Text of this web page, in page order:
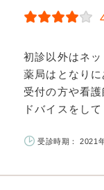
初診以外はネッ
薬局はとなりに
受付の方や看
ドバイスをし
受診時期： 2021